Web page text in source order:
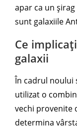
apar ca un
sunt galaxiile
Ce
galaxii
În cadrul noului
utilizat o
vechi provenite
determina